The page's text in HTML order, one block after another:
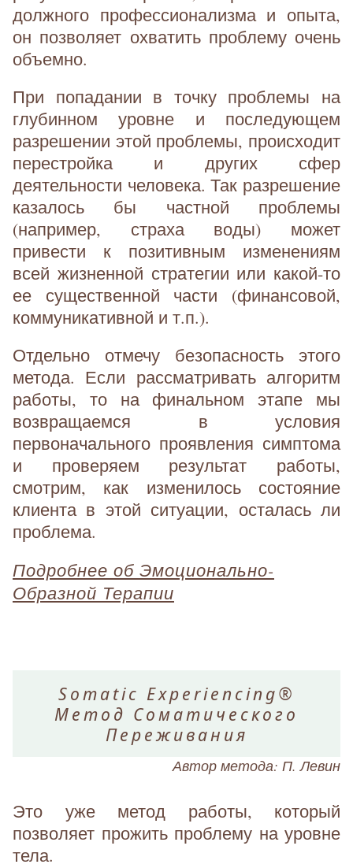
должного профессионализма и опыта,
он позволяет охватить проблему очень
объемно.
При попадании в точку проблемы на
глубинном уровне и последующем
разрешении этой проблемы, происходит
перестройка и других сфер
деятельности человека. Так разрешение
казалось бы частной проблемы
(например, страха воды) может
привести к позитивным изменениям
всей жизненной стратегии или какой-то
ее существенной части (финансовой,
коммуникативной и т.п.).
Отдельно отмечу безопасность этого
метода. Если рассматривать алгоритм
работы, то на финальном этапе мы
возвращаемся в условия
первоначального проявления симптома
и проверяем результат работы,
смотрим, как изменилось состояние
клиента в этой ситуации, осталась ли
проблема.
Подробнее об Эмоционально-
Образной Терапии
Somatic Experiencing®
Метод Соматического
Переживания
Автор метода: П. Левин
Это уже метод работы, который
позволяет прожить проблему на уровне
тела.